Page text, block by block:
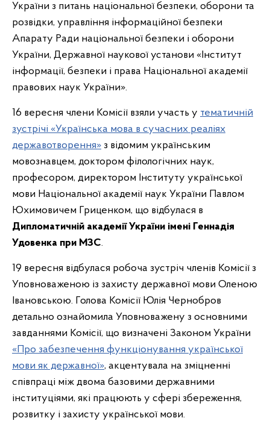
України з питань національної безпеки, оборони та
розвідки, управління інформаційної безпеки
Апарату Ради національної безпеки і оборони
України, Державної наукової установи «Інститут
інформації, безпеки і права Національної академії
правових наук України».
16 вересня члени Комісії взяли участь у тематичній
зустрічі «Українська мова в сучасних реаліях
державотворення» з відомим українським
мовознавцем, доктором філологічних наук,
професором, директором Інституту української
мови Національної академії наук України Павлом
Юхимовичем Гриценком, що відбулася в
Дипломатичній академії України імені Геннадія
Удовенка при МЗС.
19 вересня відбулася робоча зустріч членів Комісії з
Уповноваженою із захисту державної мови Оленою
Івановською. Голова Комісії Юлія Чернобров
детально ознайомила Уповноважену з основними
завданнями Комісії, що визначені Законом України
«Про забезпечення функціонування української
мови як державної», акцентувала на зміцненні
співпраці між двома базовими державними
інституціями, які працюють у сфері збереження,
розвитку і захисту української мови.